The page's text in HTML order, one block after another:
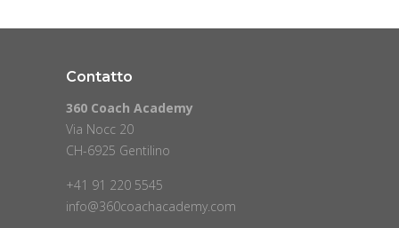
Contatto
360 Coach Academy
Via Nocc 20
CH-6925 Gentilino
+41 91 220 5545
info@360coachacademy.com